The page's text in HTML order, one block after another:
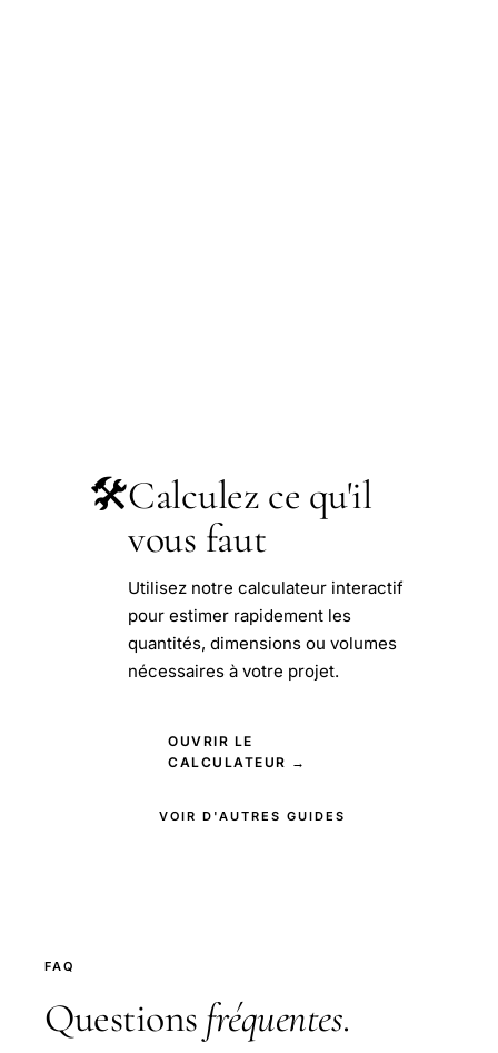
🛠️Calculez ce qu'il
vous faut
Utilisez notre calculateur interactif
pour estimer rapidement les
quantités, dimensions ou volumes
nécessaires à votre projet.
OUVRIR LE
CALCULATEUR →
VOIR D'AUTRES GUIDES
FAQ
Questions fréquentes.